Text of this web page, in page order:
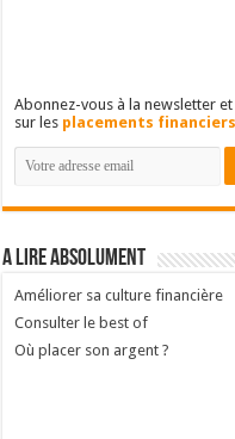
Abonnez-vous à la newsletter
sur les placements
A lire absolument
Améliorer sa culture financière
Consulter le best of
Où placer son argent ?